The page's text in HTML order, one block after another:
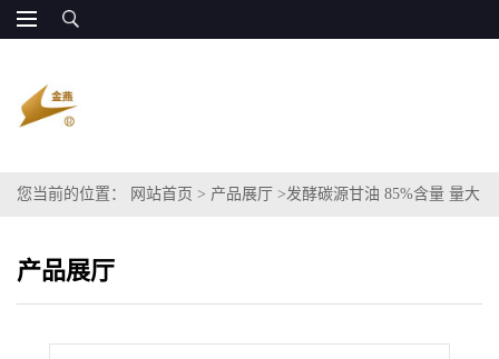
您当前的位置： 网站首页 > 产品展厅 >发酵碳源甘油 85%含量 量大
产品展厅